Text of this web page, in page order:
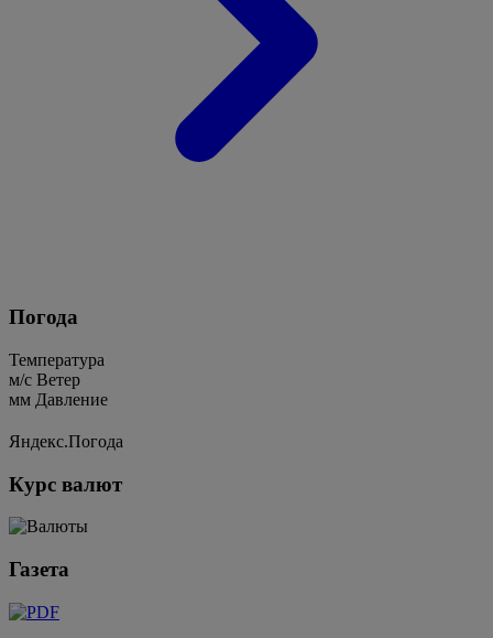
Погода
Температура
м/c Ветер
мм Давление
Яндекс.Погода
Курс валют
Газета